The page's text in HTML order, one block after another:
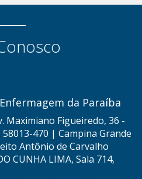
da Paraíba
Maximiano Figueiredo, 36 -
470 | Campina Grande
Antônio de Carvalho
CUNHA LIMA, Sala 714,